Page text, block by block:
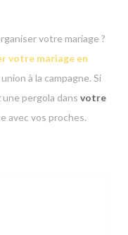
votre mariage ?
votre mariage en
à la campagne. Si
pergola dans votre
avec vos proches.